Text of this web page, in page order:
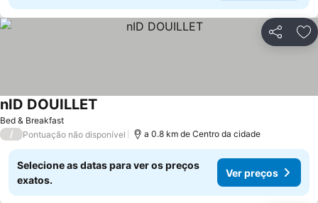
Partilhar
Bed & Breakfast
nID DOUILLET
/ Pontuação não disponível a 0.8 km de Centro da cidade
Selecione as datas para ver os preços
exatos.
Ver preços